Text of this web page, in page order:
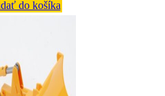
do košíka